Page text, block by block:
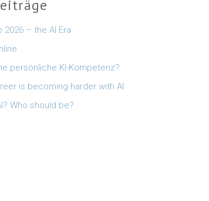
– the AI Era
persönliche KI-Kompetenz?
is becoming harder with AI
Who should be?